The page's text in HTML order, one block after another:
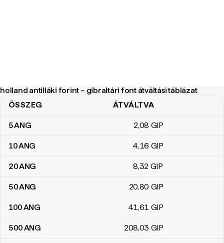
holland antilláki forint – gibraltári font átváltási táblázat
holland antilláki forint – gibraltári font átváltási táblázat
ÖSSZEG ÁTVÁLTVA
5ANG 2,08 GIP
10ANG 4,16 GIP
20ANG 8,32 GIP
50ANG 20,80 GIP
100ANG 41,61 GIP
500ANG 208,03 GIP